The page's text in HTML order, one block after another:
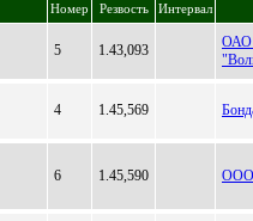
Номер Резвость Интервал
5 1.43,093
ОАО
4 1.45,569
6 1.45,590 ООО